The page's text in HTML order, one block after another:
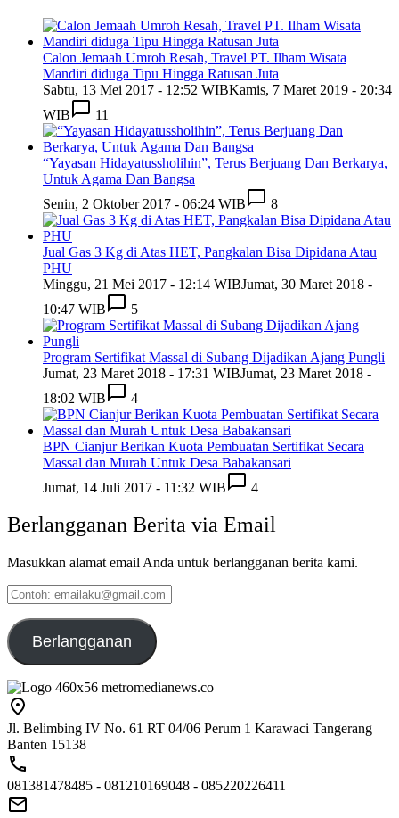
Calon Jemaah Umroh Resah, Travel PT. Ilham Wisata
Mandiri diduga Tipu Hingga Ratusan Juta
Sabtu, 13 Mei 2017 - 12:52 WIBKamis, 7 Maret 2019 - 20:34
WIB
11
“Yayasan Hidayatussholihin”, Terus Berjuang Dan Berkarya,
Untuk Agama Dan Bangsa
Senin, 2 Oktober 2017 - 06:24 WIB
8
Jual Gas 3 Kg di Atas HET, Pangkalan Bisa Dipidana Atau
PHU
Minggu, 21 Mei 2017 - 12:14 WIBJumat, 30 Maret 2018 -
10:47 WIB
5
Program Sertifikat Massal di Subang Dijadikan Ajang Pungli
Jumat, 23 Maret 2018 - 17:31 WIBJumat, 23 Maret 2018 -
18:02 WIB
4
BPN Cianjur Berikan Kuota Pembuatan Sertifikat Secara
Massal dan Murah Untuk Desa Babakansari
Jumat, 14 Juli 2017 - 11:32 WIB
4
Berlangganan Berita via Email
Masukkan alamat email Anda untuk berlangganan berita kami.
Contoh:
emailaku@gmail.com
Berlangganan
Jl. Belimbing IV No. 61 RT 04/06 Perum 1 Karawaci Tangerang
Banten 15138
081381478485 - 081210169048 - 085220226411